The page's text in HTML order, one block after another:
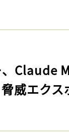
、Claude
威エク